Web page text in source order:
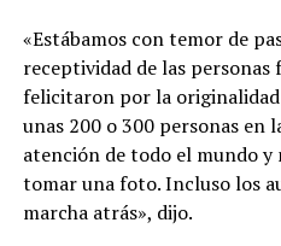
«Estábamos con temor de
receptividad de las personas
felicitaron por la
unas 200 o 300 personas en
atención de todo el mundo
tomar una foto. Incluso los
marcha atrás», dijo.